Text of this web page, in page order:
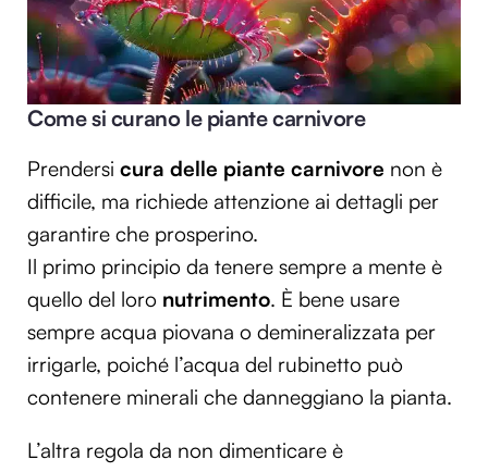
Come si curano le piante carnivore
Prendersi cura delle piante carnivore non è
difficile, ma richiede attenzione ai dettagli per
garantire che prosperino.
Il primo principio da tenere sempre a mente è
quello del loro nutrimento. È bene usare
sempre acqua piovana o demineralizzata per
irrigarle, poiché l’acqua del rubinetto può
contenere minerali che danneggiano la pianta.
L’altra regola da non dimenticare è